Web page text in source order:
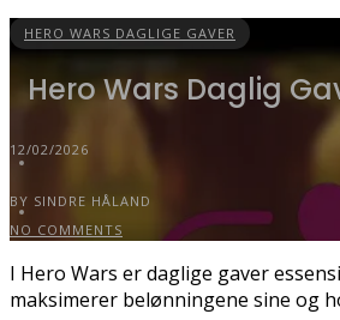
HERO WARS DAGLIGE GAVER
Hero Wars Daglig
12/02/2026
BY SINDRE HÅLAND
NO COMMENTS
I Hero Wars er daglige gaver
maksimerer belønningene sine og